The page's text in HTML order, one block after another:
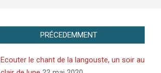
PRÉCEDEMMENT
Ecouter le chant de la langouste, un soir au